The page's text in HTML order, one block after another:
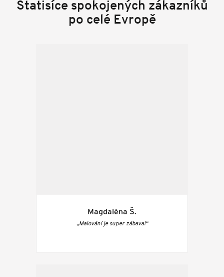
Statisíce spokojených zákazníků
po celé Evropě
Magdaléna Š.
„Malování je super zábava!“